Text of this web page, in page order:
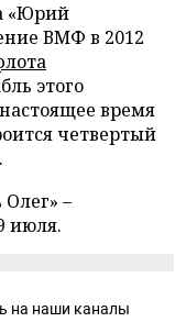
«Юрий
ВМФ в 2012
этого
время
четвертый
Олег» –
июля.
на наши каналы